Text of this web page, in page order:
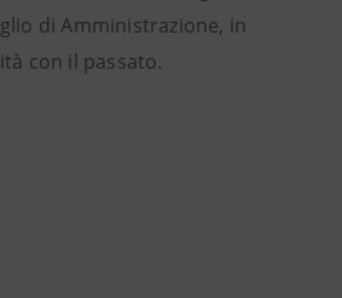
di Amministrazione, in
con il passato.
Relations